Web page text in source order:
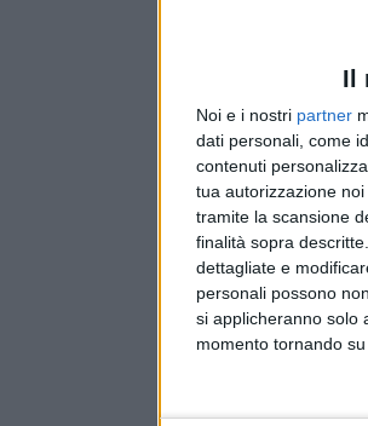
Il
Noi e i nostri partner
dati personali, come
contenuti
tua autorizzazione
tramite la scansione
finalità sopra
dettagliate e
personali possono
si applicheranno solo
momento tornando